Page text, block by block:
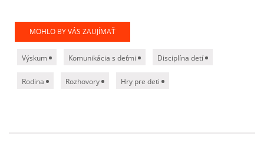
MOHLO BY VÁS ZAUJÍMAŤ
Výskum Komunikácia s deťmi Disciplína detí
Rodina Rozhovory Hry pre deti